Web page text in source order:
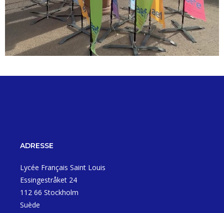
ADRESSE
Lycée Français Saint Louis
Essingestråket 24
112 66 Stockholm
Suède